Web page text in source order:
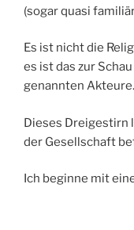
(sogar quasi
Es ist nicht die
es ist das zur
genannten Akteure.
Dieses Dreigestirn
der Gesellschaft
Ich beginne mit